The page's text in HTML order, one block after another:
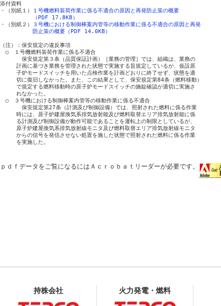
添付資料
・（別紙１）
１号機燃料装荷作業に係る不適合の原因と再発防止策の概要
（PDF 17.8KB）
・（別紙２）
３号機における制御棒案内管等の移動作業に係る不適合の原因と再発
防止策の概要（PDF 14.0KB）
（注）：保安規定の違反事項
○　１号機燃料装荷作業に係る不適合
保安規定第３条（品質保証計画）［業務の管理］では、組織は、業務の
計画に基づき業務を管理された状態で実施する旨規定しているが、仮設原
子炉モードスイッチを用いた点検作業を計画どおりに終了せず、状態を適
切に復旧しなかった。また、この結果として、保安規定第84条（燃料移動）
で規定する燃料移動時の原子炉モードスイッチの施錠確認が適切に実施さ
れなかった。
○　３号機における制御棒案内管等の移動作業に係る不適合
保安規定第27条（計測及び制御設備）では、照射された燃料に係る作業
時には、原子炉建屋換気系排気放射能及び燃料取替エリア排気放射能に係
る計測及び制御設備が動作可能であることを運転上の制限としているが、
原子炉建屋換気系排気放射線モニタ及び燃料取替エリア排気放射線モニタ
からの信号を発信させない処置を施した状態で照射された燃料に係る作業
を実施した。
ｐｄｆデータをご覧になるにはＡｃｒｏｂａｔリーダーが必要です。
持株会社 火力発電・燃料